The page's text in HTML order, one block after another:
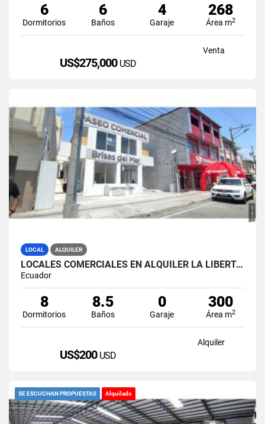
6
Dormitorios
6
Baños
4
Garaje
268
Área m2
Venta
US$275,000 USD
LOCAL ALQUILER
LOCALES COMERCIALES EN ALQUILER LA LIBERTAD AV. 9 OCTUBRE
Ecuador
8
Dormitorios
8.5
Baños
0
Garaje
300
Área m2
Alquiler
US$200 USD
SE ESCUCHAN PROPUESTAS Alquilado